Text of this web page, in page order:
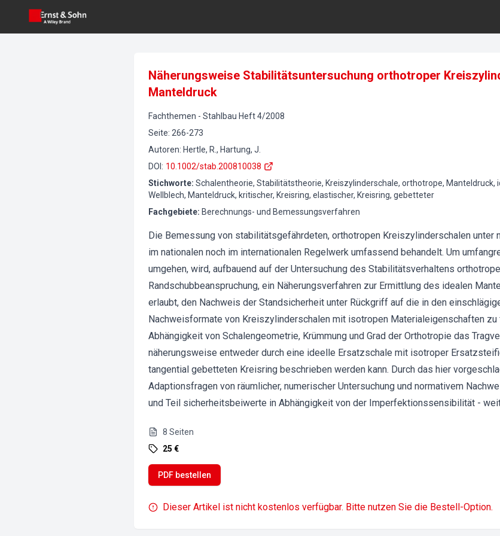
Näherungsweise Stabilitätsuntersuchung orthotroper
Manteldruck
Fachthemen - Stahlbau Heft4/2008
Seite: 266-273
Autoren: Hertle, R., Hartung, J.
DOI : 10.1002/stab.200810038
Stichworte: Schalentheorie, Stabilitätstheorie, Kreiszylinderschale, orthotrope, Manteldruck,
Wellblech, Manteldruck, kritischer, Kreisring, elastischer, Kreisring, gebetteter
Fachgebiete: Berechnungs- und Bemessungsverfahren
Die Bemessung von stabilitätsgefährdeten, orthotropen Kreiszylinderschalen unter
im nationalen noch im internationalen Regelwerk umfassend behandelt. Um
umgehen, wird, aufbauend auf der Untersuchung des Stabilitätsverhaltens
Randschubbeanspruchung, ein Näherungsverfahren zur Ermittlung des idealen
erlaubt, den Nachweis der Standsicherheit unter Rückgriff auf die in den
Nachweisformate von Kreiszylinderschalen mit isotropen Materialeigenschaften
Abhängigkeit von Schalengeometrie, Krümmung und Grad der Orthotropie das
näherungsweise entweder durch eine ideelle Ersatzschale mit isotroper
tangential gebetteten Kreisring beschrieben werden kann. Durch das hier
Adaptionsfragen von räumlicher, numerischer Untersuchung und normativem
und Teil sicherheitsbeiwerte in Abhängigkeit von der Imperfektionssensibilität -
8 Seiten
25 €
PDF bestellen
Dieser Artikel ist nicht kostenlos verfügbar. Bitte nutzen Sie die Bestell-Option.